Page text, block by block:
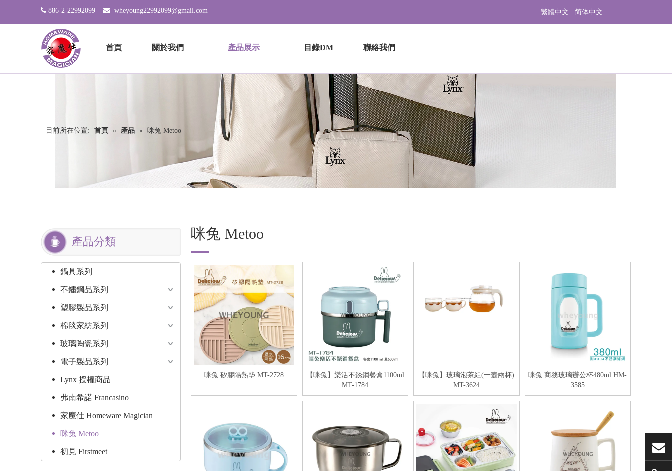
 886-2-22992099  wheyoung22992099@gmail.com 繁體中文 简体中文
首頁 關於我們 產品展示 目錄DM 聯絡我們
目前所在位置: 首頁 » 產品 » 咪兔 Metoo
產品分類
鍋具系列
不鏽鋼品系列
塑膠製品系列
棉毯家紡系列
玻璃陶瓷系列
電子製品系列
Lynx 授權商品
弗南希諾 Francasino
家魔仕 Homeware Magician
咪兔 Metoo
初見 Firstmeet
咪兔 Metoo
咪兔 矽膠隔熱墊 MT-2728
【咪兔】樂活不銹鋼餐盒1100ml
MT-1784
【咪兔】玻璃泡茶組(一壺兩杯)
MT-3624
咪兔 商務玻璃辦公杯480ml HM-
3585